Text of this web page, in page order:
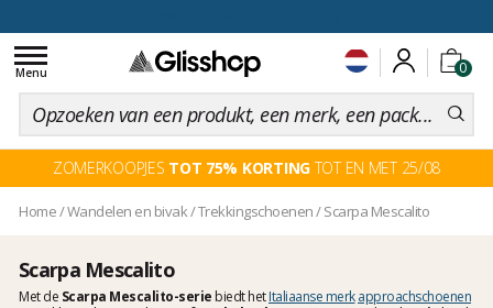
0
Toggle
navigation
Menu
ZOMERKOOPJES TOT 75% KORTINGTOT EN MET 25/08
Home/Wandelen en bivak/Trekkingschoenen/Scarpa Mescalito
Scarpa Mescalito
Met de Scarpa Mescalito-serie biedt hetItaliaanse merk approachschoenen